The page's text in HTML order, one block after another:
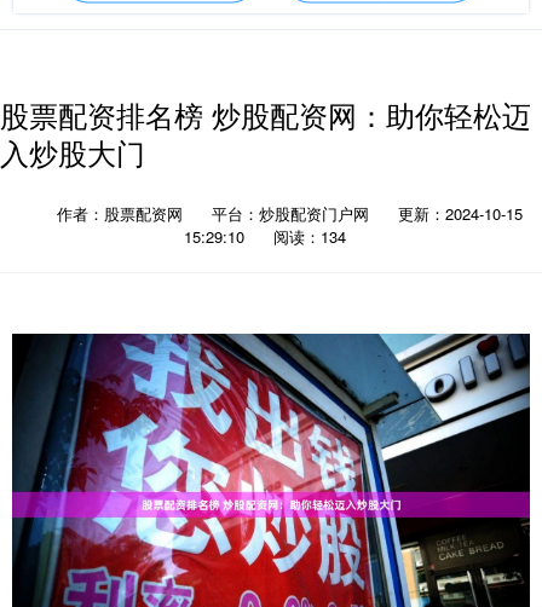
股票配资排名榜 炒股配资网：助你轻松迈
入炒股大门
作者：股票配资网 平台：炒股配资门户网
更新：2024-10-15
15:29:10
阅读：134